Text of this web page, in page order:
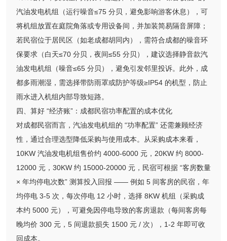
汽油发电机组（运行噪音≤75 分贝，避免影响游客休息），可
将机组放置在庭院角落或专用设备间，并加装简易隔音屏障；
若民宿位于居民区（如老成都胡同内），需符合成都的噪音环
保要求（白天≤70 分贝，夜间≤55 分贝），建议选择静音款汽
油发电机组（噪音≤65 分贝），避免引发邻里投诉。此外，成
都多雨潮湿，需选择带防雨罩或防护等级≥IP54 的机型，防止
雨水进入机组内部导致短路。
四、算好 “经济账”：成都民宿功率配置的成本优化
对成都民宿而言，汽油发电机组的 “功率配置” 还需兼顾经济
性，通过合理选型降低采购与使用成本。从采购成本来看，
10KW 汽油发电机组售价约 4000-6000 元，20KW 约 8000-
12000 元，30KW 约 15000-20000 元，民宿可根据 “客房数量
× 年均停电次数” 测算投入回报 —— 例如 5 间客房的民宿，年
均停电 3-5 次，每次停电 12 小时，选择 8KW 机组（采购成
本约 5000 元），可避免因停电导致的客房退款（每间客房每
晚均价 300 元，5 间退款损失 1500 元 / 次），1-2 年即可收
回成本。